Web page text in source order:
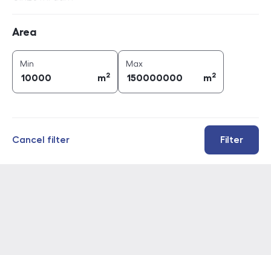
Area
Min
m2
Maxarea (
m2
Filter
Cancel filter